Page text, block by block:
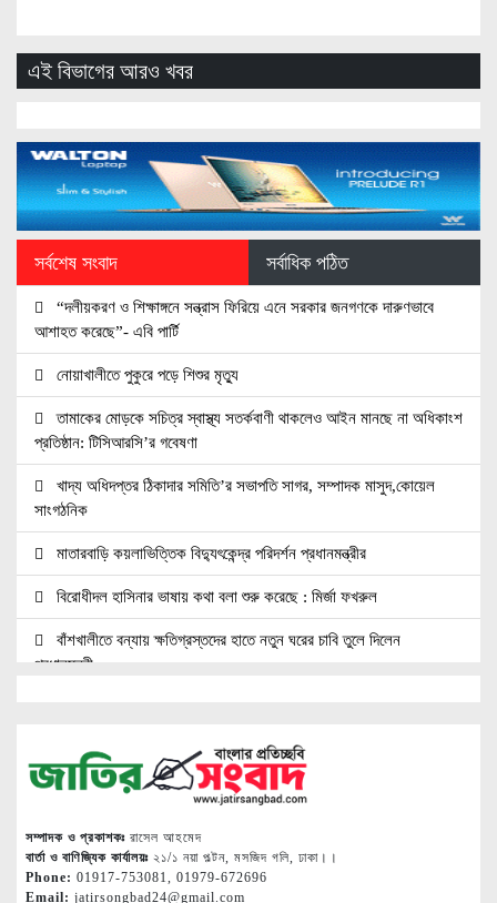
এই বিভাগের আরও খবর
সর্বশেষ সংবাদ সর্বাধিক পঠিত
“দলীয়করণ ও শিক্ষাঙ্গনে সন্ত্রাস ফিরিয়ে এনে সরকার জনগণকে দারুণভাবে
আশাহত করেছে”- এবি পার্টি
নোয়াখালীতে পুকুরে পড়ে শিশুর মৃত্যু
তামাকের মোড়কে সচিত্র স্বাস্থ্য সতর্কবাণী থাকলেও আইন মানছে না অধিকাংশ
প্রতিষ্ঠান: টিসিআরসি’র গবেষণা
খাদ্য অধিদপ্তর ঠিকাদার সমিতি’র সভাপতি সাগর, সম্পাদক মাসুদ,কোয়েল
সাংগঠনিক
মাতারবাড়ি কয়লাভিত্তিক বিদ্যুৎকেন্দ্র পরিদর্শন প্রধানমন্ত্রীর
বিরোধীদল হাসিনার ভাষায় কথা বলা শুরু করেছে : মির্জা ফখরুল
বাঁশখালীতে বন্যায় ক্ষতিগ্রস্তদের হাতে নতুন ঘরের চাবি তুলে দিলেন
প্রধানমন্ত্রী
৩১ দফার প্রতিশ্রুতি রক্ষা না করাই কি জুলাই সনদ অক্ষরে অক্ষরে পালনের
নমুনা
শাক ধুতে গিয়ে গৃহবধূর মৃত্যু
সম্পাদক ও প্রকাশকঃ রাসেল আহমেদ
বার্তা ও বাণিজ্যিক কার্যালয়ঃ ২১/১ নয়া পল্টন, মসজিদ গলি, ঢাকা।।
Phone: 01917-753081, 01979-672696
Email: jatirsongbad24@gmail.com